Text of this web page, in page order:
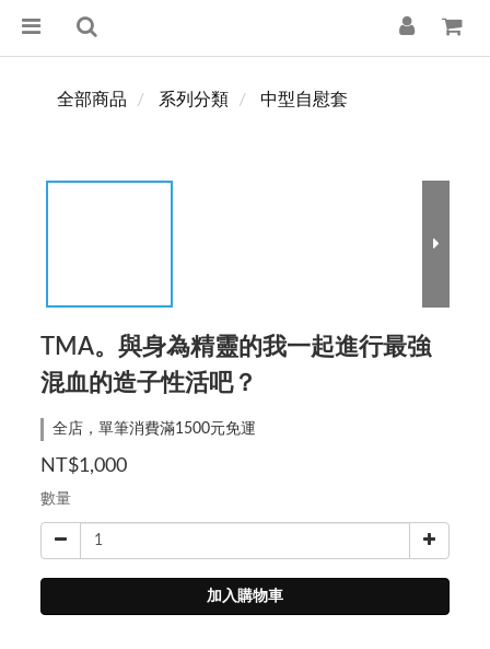
全部商品 系列分類 中型自慰套
TMA。與身為精靈的我一起進行最強
混血的造子性活吧？
全店，單筆消費滿1500元免運
NT$1,000
數量
加入購物車